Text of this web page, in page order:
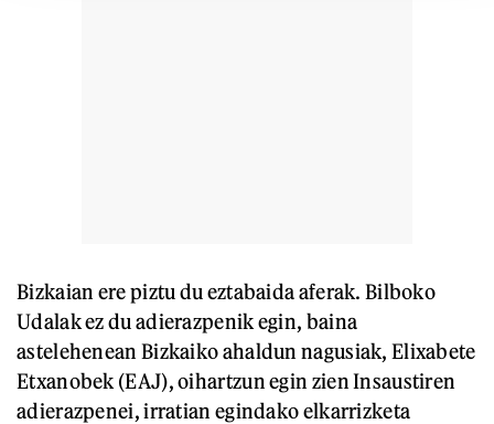
Bizkaian ere piztu du eztabaida aferak. Bilboko
Udalak ez du adierazpenik egin, baina
astelehenean Bizkaiko ahaldun nagusiak, Elixabete
Etxanobek (EAJ), oihartzun egin zien Insaustiren
adierazpenei, irratian egindako elkarrizketa